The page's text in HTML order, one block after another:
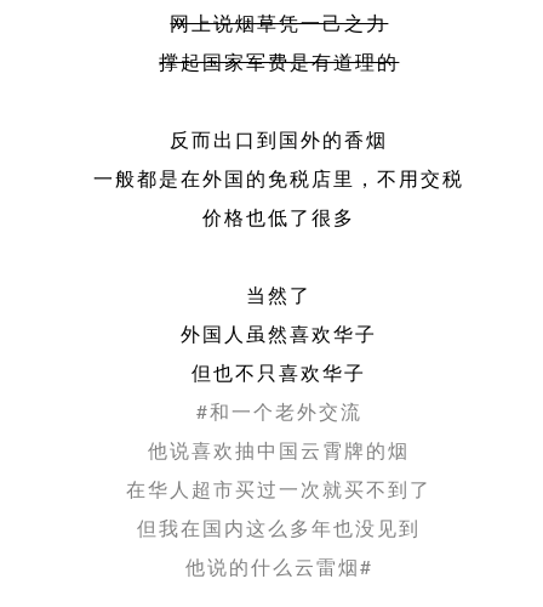
网上说烟草凭一己之力
撑起国家军费是有道理的
反而出口到国外的香烟
一般都是在外国的免税店里，不用交税
价格也低了很多
当然了
外国人虽然喜欢华子
但也不只喜欢华子
#和一个老外交流
他说喜欢抽中国云霄牌的烟
在华人超市买过一次就买不到了
但我在国内这么多年也没见到
他说的什么云雷烟#